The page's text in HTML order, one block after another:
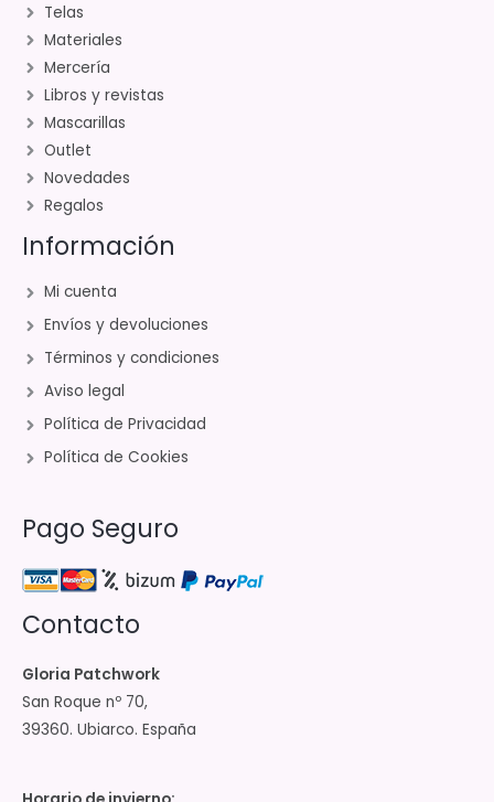
Telas
Materiales
Mercería
Libros y revistas
Mascarillas
Outlet
Novedades
Regalos
Información
Mi cuenta
Envíos y devoluciones
Términos y condiciones
Aviso legal
Política de Privacidad
Política de Cookies
Pago Seguro
Contacto
Gloria Patchwork
San Roque nº 70,
39360. Ubiarco. España